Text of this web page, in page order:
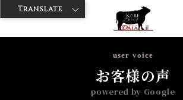
神戸牛ダイヤ > 神戸牛ダイア 浅草楽天地店
user voice
お客様の声
powered by Google
Translate